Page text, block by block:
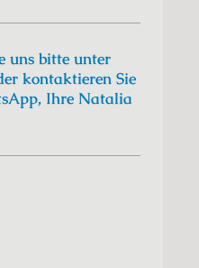
uns bitte unter
kontaktieren Sie
Ihre Natalia